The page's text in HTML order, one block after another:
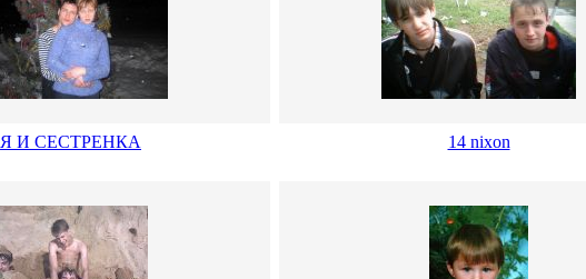
Я И СЕСТРЕНКА 14 nixon